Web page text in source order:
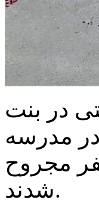
در بنت
مدرسه
شیخان بنت برگزار شد، ۴ نفر شهید و ۲ نفر مجروح
شدند.‌